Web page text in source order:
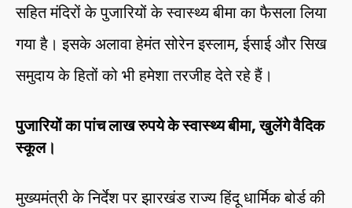
सहित मंदिरों के पुजारियों के स्वास्थ्य बीमा का फैसला लिया
गया है। इसके अलावा हेमंत सोरेन इस्लाम, ईसाई और सिख
समुदाय के हितों को भी हमेशा तरजीह देते रहे हैं।
पुजारियों का पांच लाख रुपये के स्वास्थ्य बीमा, खुलेंगे वैदिक
स्कूल।
मुख्यमंत्री के निर्देश पर झारखंड राज्य हिंदू धार्मिक बोर्ड की